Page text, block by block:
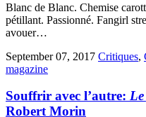
Blanc de Blanc. Chemise
pétillant. Passionné. Fangirl
avouer…
September 07, 2017 Critiques,
magazine
Souffrir avec l’autre:
Robert Morin